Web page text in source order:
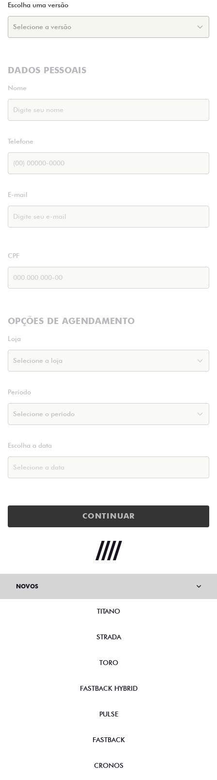
Escolha uma versão
DADOS PESSOAIS
Nome
Telefone
E-mail
CPF
OPÇÕES DE AGENDAMENTO
Loja
Período
Escolha a data
CONTINUAR
NOVOS
TITANO
STRADA
TORO
FASTBACK HYBRID
PULSE
FASTBACK
CRONOS